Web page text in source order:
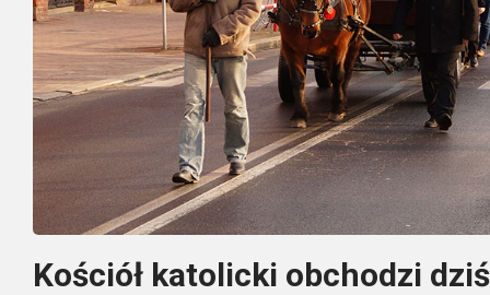
Kościół katolicki obchodzi